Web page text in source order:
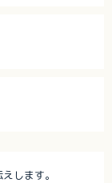
します。